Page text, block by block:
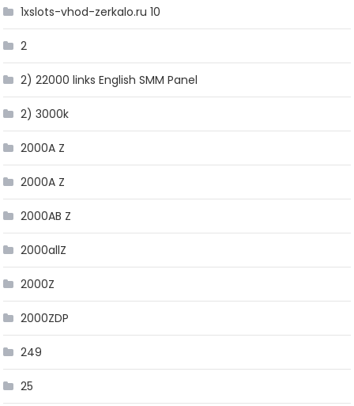
1xslots-vhod-zerkalo.ru 10
2
2) 22000 links English SMM Panel
2) 3000k
2000A Z
2000A Z
2000AB Z
2000allZ
2000Z
2000ZDP
249
25